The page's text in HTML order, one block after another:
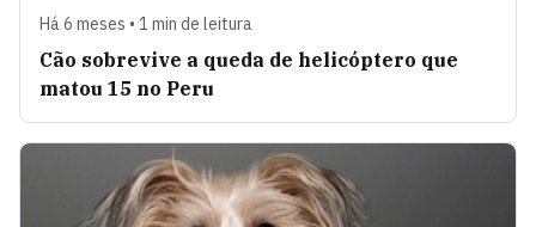
Há 6 meses • 1 min de leitura
Cão sobrevive a queda de helicóptero que
matou 15 no Peru